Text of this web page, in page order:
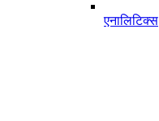
एनालिटिक्स